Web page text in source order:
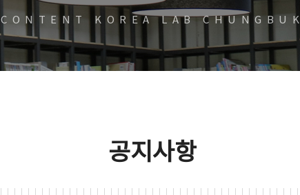
CONTENT KOREA LAB CHUNGBUK
공지사항